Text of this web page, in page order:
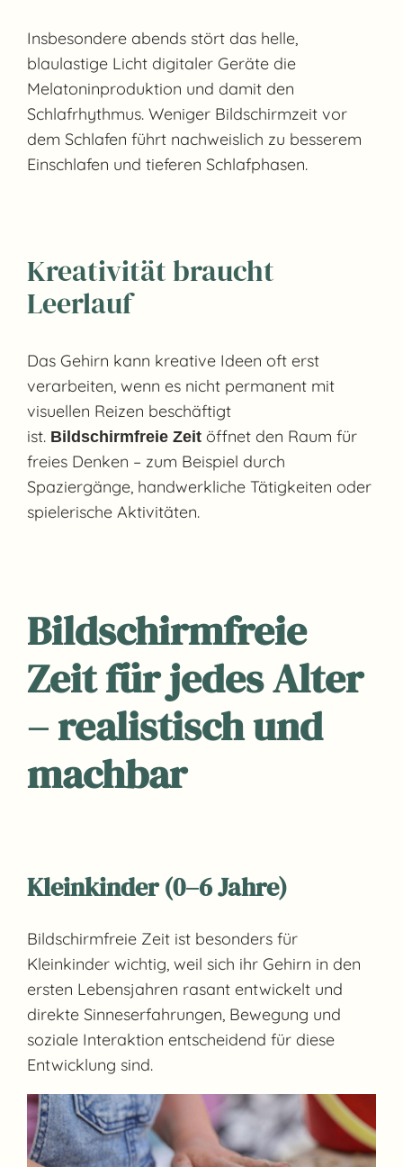
Insbesondere abends stört das helle,
blaulastige Licht digitaler Geräte die
Melatoninproduktion und damit den
Schlafrhythmus. Weniger Bildschirmzeit vor
dem Schlafen führt nachweislich zu besserem
Einschlafen und tieferen Schlafphasen.
Kreativität braucht
Leerlauf
Das Gehirn kann kreative Ideen oft erst
verarbeiten, wenn es nicht permanent mit
visuellen Reizen beschäftigt
ist. Bildschirmfreie Zeit öffnet den Raum für
freies Denken – zum Beispiel durch
Spaziergänge, handwerkliche Tätigkeiten oder
spielerische Aktivitäten.
Bildschirmfreie
Zeit für jedes Alter
– realistisch und
machbar
Kleinkinder (0–6 Jahre)
Bildschirmfreie Zeit ist besonders für
Kleinkinder wichtig, weil sich ihr Gehirn in den
ersten Lebensjahren rasant entwickelt und
direkte Sinneserfahrungen, Bewegung und
soziale Interaktion entscheidend für diese
Entwicklung sind.